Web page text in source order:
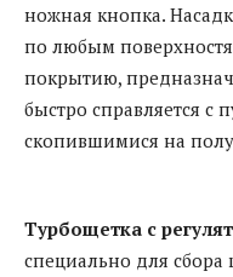
ножная кнопка.
по любым
покрытию,
быстро справляется с
скопившимися на
Турбощетка с
специально для сбора